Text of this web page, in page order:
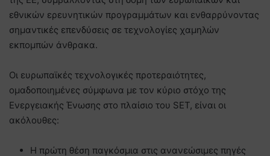
εθνικών ερευνητικών προγραμμάτων και ενθαρρύνοντας
σημαντικές επενδύσεις σε τεχνολογίες χαμηλών
εκπομπών άνθρακα.
Οι ευρωπαϊκές τεχνολογικές προτεραιότητες,
ομαδοποιημένες σύμφωνα με τον κύριο στόχο της
Ενεργειακής Ένωσης στο πλαίσιο του SET, είναι οι
ακόλουθες:
Η πρώτη θέση παγκόσμια στις ανανεώσιμες πηγές